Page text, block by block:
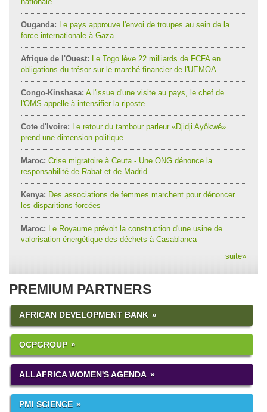
Ouganda: Le pays approuve l'envoi de troupes au sein de la
force internationale à Gaza
Afrique de l'Ouest: Le Togo lève 22 milliards de FCFA en
obligations du trésor sur le marché financier de l'UEMOA
Congo-Kinshasa: A l'issue d'une visite au pays, le chef de
l'OMS appelle à intensifier la riposte
Cote d'Ivoire: Le retour du tambour parleur «Djidji Ayôkwé»
prend une dimension politique
Maroc: Crise migratoire à Ceuta - Une ONG dénonce la
responsabilité de Rabat et de Madrid
Kenya: Des associations de femmes marchent pour dénoncer
les disparitions forcées
Maroc: Le Royaume prévoit la construction d'une usine de
valorisation énergétique des déchets à Casablanca
suite»
PREMIUM PARTNERS
AFRICAN DEVELOPMENT BANK
OCPGROUP
ALLAFRICA WOMEN'S AGENDA
PMI SCIENCE